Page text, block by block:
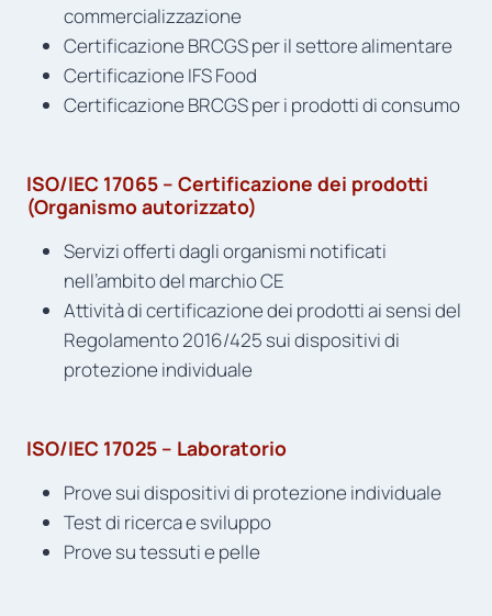
commercializzazione
Certificazione BRCGS per il settore alimentare
Certificazione IFS Food
Certificazione BRCGS per i prodotti di consumo
ISO/IEC 17065 – Certificazione dei prodotti
(Organismo autorizzato)
Servizi offerti dagli organismi notificati
nell’ambito del marchio CE
Attività di certificazione dei prodotti ai sensi del
Regolamento 2016/425 sui dispositivi di
protezione individuale
ISO/IEC 17025 – Laboratorio
Prove sui dispositivi di protezione individuale
Test di ricerca e sviluppo
Prove su tessuti e pelle